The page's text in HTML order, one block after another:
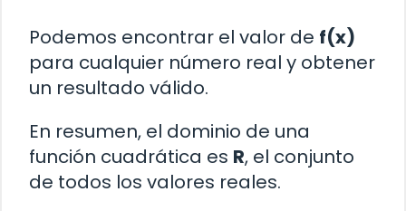
Podemos encontrar el valor de f(x)
para cualquier número real y obtener
un resultado válido.
En resumen, el dominio de una
función cuadrática es R, el conjunto
de todos los valores reales.